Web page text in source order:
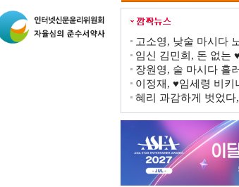
고소영, 낮술 마시다
임신 김민희, 돈 없는
장원영, 술 마시다 흘
이정재, ♥임세령 비
혜리 과감하게 벗었다